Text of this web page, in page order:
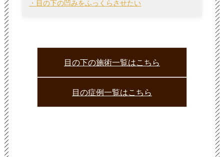
・目の下の凹みをふっくらさせたい
目の下の施術一覧はこちら
目の症例一覧はこちら